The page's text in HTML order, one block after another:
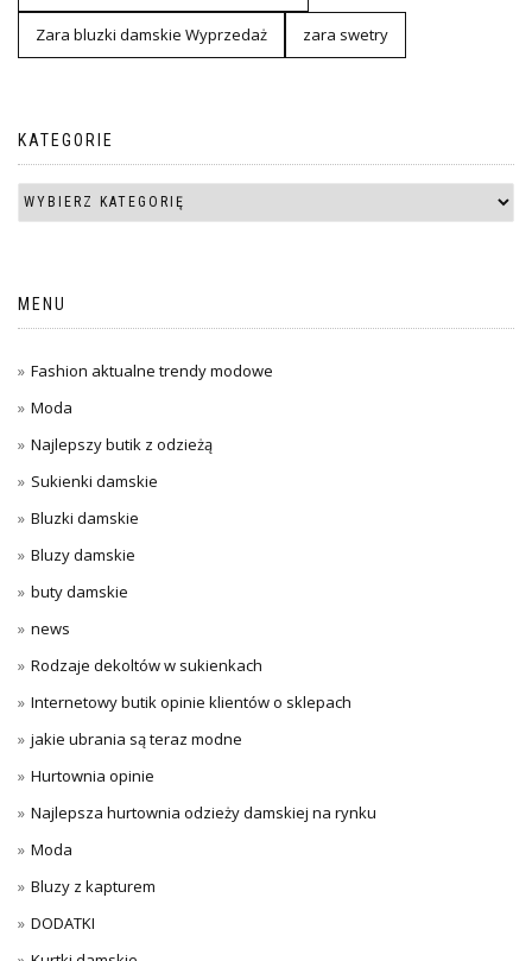
Zara bluzki damskie Wyprzedaż zara swetry
KATEGORIE
MENU
Fashion aktualne trendy modowe
Moda
Najlepszy butik z odzieżą
Sukienki damskie
Bluzki damskie
Bluzy damskie
buty damskie
news
Rodzaje dekoltów w sukienkach
Internetowy butik opinie klientów o sklepach
jakie ubrania są teraz modne
Hurtownia opinie
Najlepsza hurtownia odzieży damskiej na rynku
Moda
Bluzy z kapturem
DODATKI